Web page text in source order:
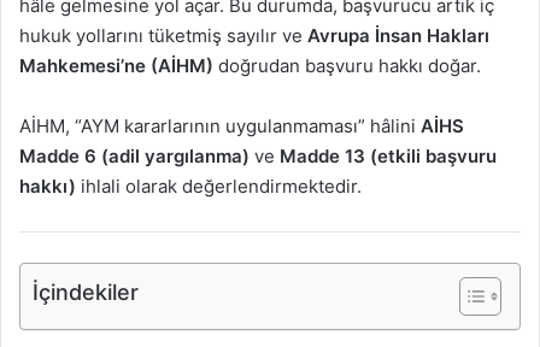
hâle gelmesine yol açar. Bu durumda, başvurucu artık iç
hukuk yollarını tüketmiş sayılır ve Avrupa İnsan Hakları
Mahkemesi’ne (AİHM) doğrudan başvuru hakkı doğar.
AİHM, “AYM kararlarının uygulanmaması” hâlini AİHS
Madde 6 (adil yargılanma) ve Madde 13 (etkili başvuru
hakkı) ihlali olarak değerlendirmektedir.
İçindekiler